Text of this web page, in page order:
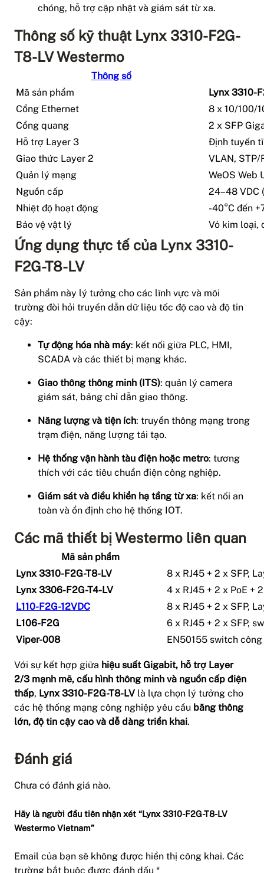
chóng, hỗ trợ cập nhật và giám sát từ xa.
Thông số kỹ thuật Lynx 3310-F2G-
T8-LV Westermo
Thông số
Mã sản phẩm
Lynx 3310-
Cổng Ethernet
8 x 10/100/
Cổng quang
2 x SFP
Hỗ trợ Layer 3
Định tuyến
Giao thức Layer 2
VLAN, STP/
Quản lý mạng
WeOS Web
Nguồn cấp
24–48 VDC
Nhiệt độ hoạt động
-40°C đến
Bảo vệ vật lý
Vỏ kim loại,
Ứng dụng thực tế của Lynx 3310-
F2G-T8-LV
Sản phẩm này lý tưởng cho các lĩnh vực và môi
trường đòi hỏi truyền dẫn dữ liệu tốc độ cao và độ tin
cậy:
Tự động hóa nhà máy: kết nối giữa PLC, HMI,
SCADA và các thiết bị mạng khác.
Giao thông thông minh (ITS): quản lý camera
giám sát, bảng chỉ dẫn giao thông.
Năng lượng và tiện ích: truyền thông mạng trong
trạm điện, năng lượng tái tạo.
Hệ thống vận hành tàu điện hoặc metro: tương
thích với các tiêu chuẩn điện công nghiệp.
Giám sát và điều khiển hạ tầng từ xa: kết nối an
toàn và ổn định cho hệ thống IOT.
Các mã thiết bị Westermo liên quan
Mã sản phẩm
Lynx 3310-F2G-T8-LV
8 x RJ45 + 2 x SFP,
Lynx 3306-F2G-T4-LV
4 x RJ45 + 2 x PoE +
L110-F2G-12VDC
8 x RJ45 + 2 x SFP,
L106-F2G
6 x RJ45 + 2 x SFP,
Viper-008
EN50155 switch
Với sự kết hợp giữa hiệu suất Gigabit, hỗ trợ Layer
2/3 mạnh mẽ, cấu hình thông minh và nguồn cấp điện
thấp, Lynx 3310-F2G-T8-LV là lựa chọn lý tưởng cho
các hệ thống mạng công nghiệp yêu cầu băng thông
lớn, độ tin cậy cao và dễ dàng triển khai.
Đánh giá
Chưa có đánh giá nào.
Hãy là người đầu tiên nhận xét “Lynx 3310-F2G-T8-LV
Westermo Vietnam”
Email của bạn sẽ không được hiển thị công khai. Các
trường bắt buộc được đánh dấu *